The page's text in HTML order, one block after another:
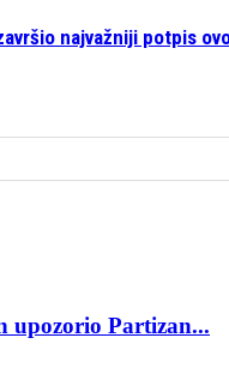
najvažniji potpis
upozorio Partizan...